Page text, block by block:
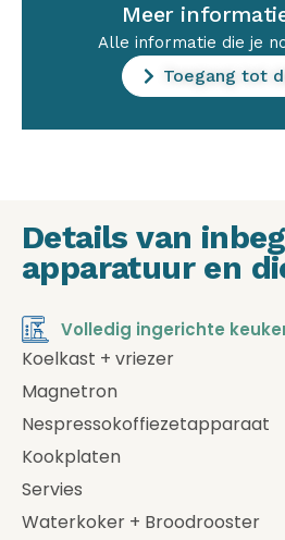
Meer
Alle informatie die je
Toegang tot
Details van
apparatuur en
Volledig ingerichte
Koelkast + vriezer
Magnetron
Nespressokoffiezetapparaat
Kookplaten
Servies
Waterkoker + Broodrooster